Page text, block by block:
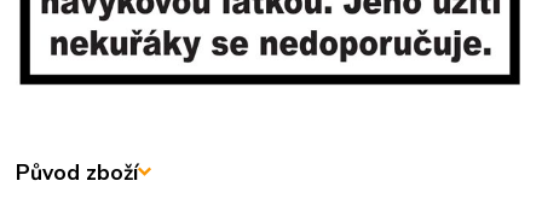
Původ zboží